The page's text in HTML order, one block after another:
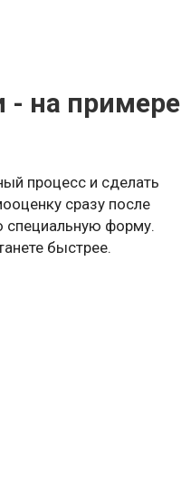
Pressure Gauge
- на примере
процесс и сделать
сразу после
специальную форму.
быстрее.